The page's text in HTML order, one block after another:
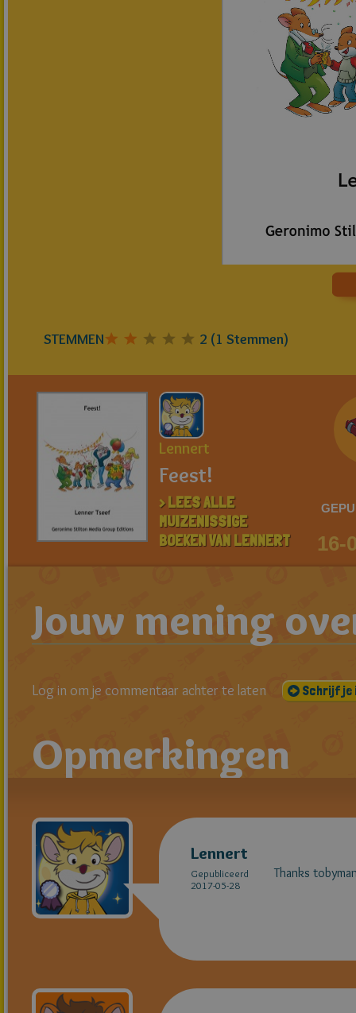
STEMMEN 2 (1 Stemmen)
Lennert
Feest!
> LEES ALLE
MUIZENISSIGE
BOEKEN VAN LENNERT
16-
Jouw mening
Log in om je commentaar achter te laten Schrijf je
Opmerkingen
Lennert
Gepubliceerd
2017-05-28
Thanks